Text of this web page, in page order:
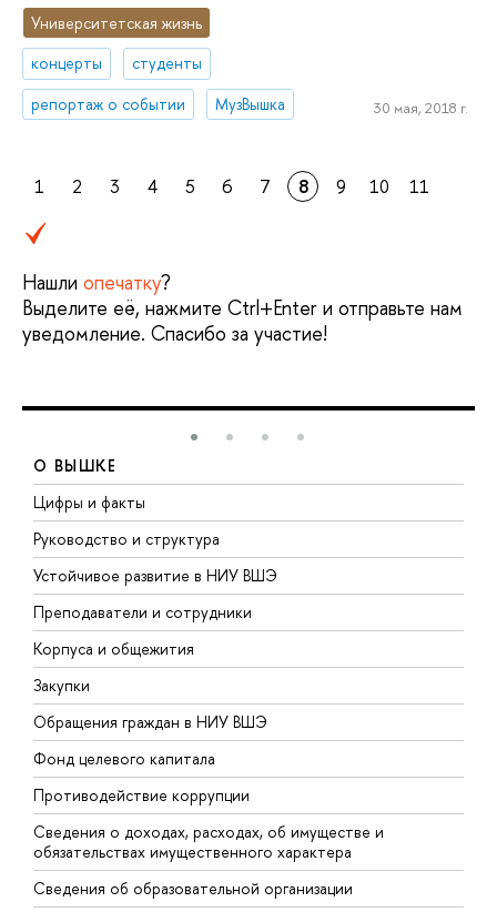
Университетская жизнь
концерты
студенты
репортаж о событии
МузВышка 30 мая, 2018 г.
1 2 3 4 5 6 7 8 9 10 11
Нашли опечатку?
Выделите её, нажмите Ctrl+Enter и отправьте нам
уведомление. Спасибо за участие!
О ВЫШКЕ
Цифры и факты
Руководство и структура
Устойчивое развитие в НИУ ВШЭ
Преподаватели и сотрудники
Корпуса и общежития
Закупки
Обращения граждан в НИУ ВШЭ
Фонд целевого капитала
Противодействие коррупции
Сведения о доходах, расходах, об имуществе и
обязательствах имущественного характера
Сведения об образовательной организации